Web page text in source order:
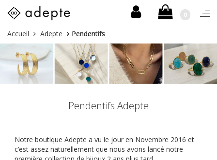
Skip
to
content
0
Vous
êtes
ici :
Accueil Adepte Pendentifs
Pendentifs Adepte
Notre boutique Adepte a vu le jour en Novembre 2016 et
c’est assez naturellement que nous avons lancé notre